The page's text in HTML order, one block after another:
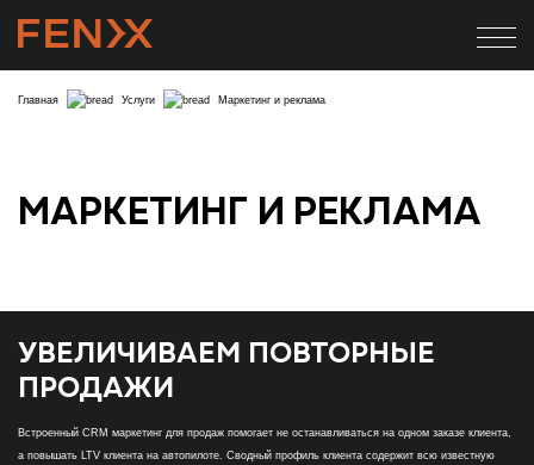
Главная Услуги Маркетинг и реклама
МАРКЕТИНГ И РЕКЛАМА
УВЕЛИЧИВАЕМ ПОВТОРНЫЕ
ПРОДАЖИ
Встроенный CRM маркетинг для продаж помогает не останавливаться на одном заказе клиента,
а повышать LTV клиента на автопилоте. Сводный профиль клиента содержит всю известную